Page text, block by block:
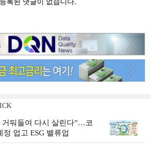
거둬들여 다시 살린다”…코
정 업고 ESG 밸류업